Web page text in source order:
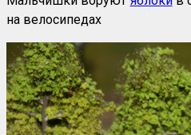
на велосипедах